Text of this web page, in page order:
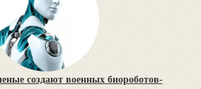
создают военных биороботов-